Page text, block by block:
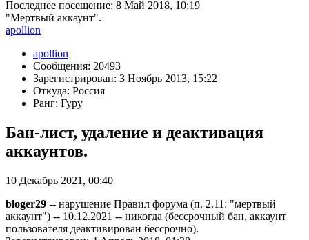
Последнее посещение: 8 Май 2018, 10:19
"Мертвый аккаунт".
apollion
apollion
Сообщения: 20493
Зарегистрирован: 3 Ноябрь 2013, 15:22
Откуда: Россия
Ранг: Гуру
Бан-лист, удаление и деактивация
аккаунтов.
10 Декабрь 2021, 00:40
bloger29 -- нарушение Правил форума (п. 2.11: "мертвый
аккаунт") -- 10.12.2021 -- никогда (бессрочный бан, аккаунт
пользователя деактивирован бессрочно).